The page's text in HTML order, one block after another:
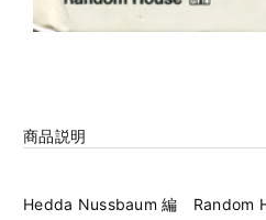
商品説明
Hedda Nussbaum 編